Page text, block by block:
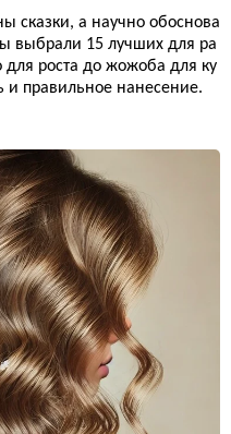
сказки, а научно обоснова
выбрали 15 лучших для ра
для роста до жожоба для ку
и правильное нанесение.